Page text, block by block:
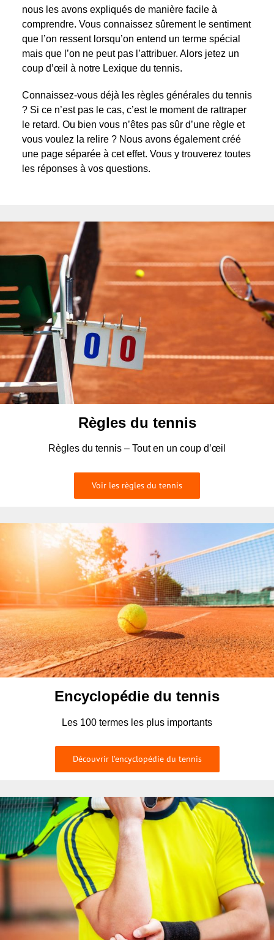
nous les avons expliqués de manière facile à
comprendre. Vous connaissez sûrement le sentiment
que l’on ressent lorsqu’on entend un terme spécial
mais que l’on ne peut pas l’attribuer. Alors jetez un
coup d’œil à notre Lexique du tennis.
Connaissez-vous déjà les règles générales du tennis
? Si ce n’est pas le cas, c’est le moment de rattraper
le retard. Ou bien vous n’êtes pas sûr d’une règle et
vous voulez la relire ? Nous avons également créé
une page séparée à cet effet. Vous y trouverez toutes
les réponses à vos questions.
Règles du tennis
Règles du tennis – Tout en un coup d’œil
Voir les règles du tennis
Encyclopédie du tennis
Les 100 termes les plus importants
Découvrir l’encyclopédie du tennis